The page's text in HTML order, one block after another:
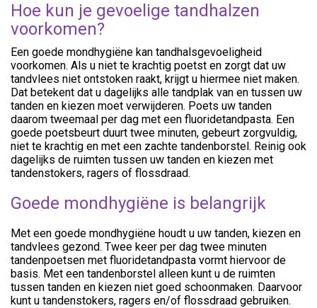
Hoe kun je gevoelige tandhalzen
voorkomen?
Een goede mondhygiëne kan tandhalsgevoeligheid
voorkomen. Als u niet te krachtig poetst en zorgt dat uw
tandvlees niet ontstoken raakt, krijgt u hiermee niet maken.
Dat betekent dat u dagelijks alle tandplak van en tussen uw
tanden en kiezen moet verwijderen. Poets uw tanden
daarom tweemaal per dag met een fluoridetandpasta. Een
goede poetsbeurt duurt twee minuten, gebeurt zorgvuldig,
niet te krachtig en met een zachte tandenborstel. Reinig ook
dagelijks de ruimten tussen uw tanden en kiezen met
tandenstokers, ragers of flossdraad.
Goede mondhygiëne is belangrijk
Met een goede mondhygiëne houdt u uw tanden, kiezen en
tandvlees gezond. Twee keer per dag twee minuten
tandenpoetsen met fluoridetandpasta vormt hiervoor de
basis. Met een tandenborstel alleen kunt u de ruimten
tussen tanden en kiezen niet goed schoonmaken. Daarvoor
kunt u tandenstokers, ragers en/of flossdraad gebruiken.